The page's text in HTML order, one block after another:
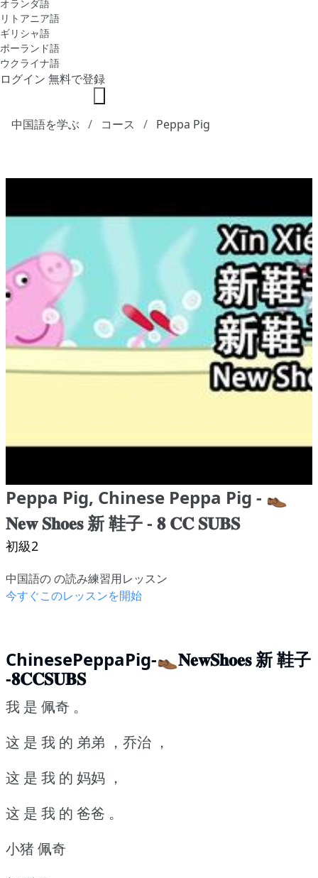
オランダ語
リトアニア語
ギリシャ語
ポーランド語
ウクライナ語
ログイン 無料で登録
中国語を学ぶ コース Peppa Pig
Peppa Pig, Chinese Peppa Pig - 👞
𝐍𝐞𝐰 𝐒𝐡𝐨𝐞𝐬 新 鞋子 - 𝟖 𝐂𝐂 𝐒𝐔𝐁𝐒
初級2
中国語の の読み練習用レッスン
今すぐこのレッスンを開始
ChinesePeppaPig-👞𝐍𝐞𝐰𝐒𝐡𝐨𝐞𝐬 新 鞋子
-𝟖𝐂𝐂𝐒𝐔𝐁𝐒
我 是 佩奇 。
这 是 我 的 弟弟 ，乔治 ，
这 是 我 的 妈妈 ，
这 是 我 的 爸爸 。
小猪 佩奇